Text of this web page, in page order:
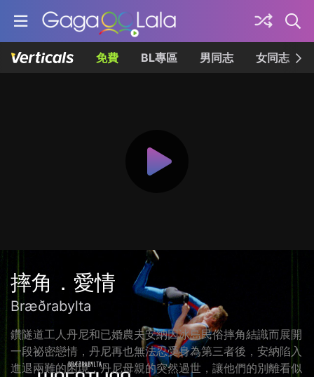
免費 BL專區 男同志 女同志
摔角．愛情
Bræðrabylta
鑽隧道工人丹尼和已婚農夫安納因冰島民俗摔角結識而展開
一段祕密戀情，丹尼再也無法忍受身為第三者後，安納陷入
進退兩難的困境，丹尼母親的突然過世，讓他們的別離看似